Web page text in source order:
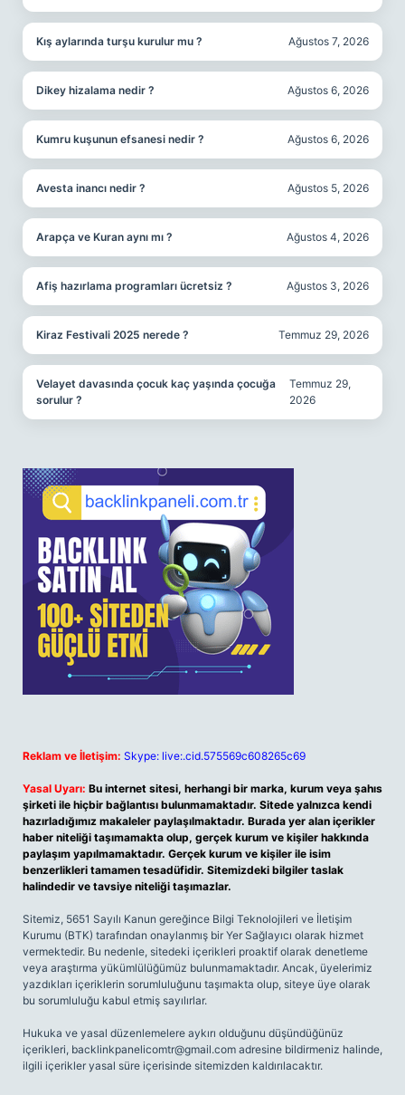
Kış aylarında turşu kurulur mu ? Ağustos 7, 2026
Dikey hizalama nedir ? Ağustos 6, 2026
Kumru kuşunun efsanesi nedir ? Ağustos 6, 2026
Avesta inancı nedir ? Ağustos 5, 2026
Arapça ve Kuran aynı mı ? Ağustos 4, 2026
Afiş hazırlama programları ücretsiz ? Ağustos 3, 2026
Kiraz Festivali 2025 nerede ? Temmuz 29, 2026
Velayet davasında çocuk kaç yaşında çocuğa
sorulur ?
Temmuz 29,
2026
Reklam ve İletişim: Skype: live:.cid.575569c608265c69
Yasal Uyarı: Bu internet sitesi, herhangi bir marka, kurum veya şahıs
şirketi ile hiçbir bağlantısı bulunmamaktadır. Sitede yalnızca kendi
hazırladığımız makaleler paylaşılmaktadır. Burada yer alan içerikler
haber niteliği taşımamakta olup, gerçek kurum ve kişiler hakkında
paylaşım yapılmamaktadır. Gerçek kurum ve kişiler ile isim
benzerlikleri tamamen tesadüfidir. Sitemizdeki bilgiler taslak
halindedir ve tavsiye niteliği taşımazlar.
Sitemiz, 5651 Sayılı Kanun gereğince Bilgi Teknolojileri ve İletişim
Kurumu (BTK) tarafından onaylanmış bir Yer Sağlayıcı olarak hizmet
vermektedir. Bu nedenle, sitedeki içerikleri proaktif olarak denetleme
veya araştırma yükümlülüğümüz bulunmamaktadır. Ancak, üyelerimiz
yazdıkları içeriklerin sorumluluğunu taşımakta olup, siteye üye olarak
bu sorumluluğu kabul etmiş sayılırlar.
Hukuka ve yasal düzenlemelere aykırı olduğunu düşündüğünüz
içerikleri, backlinkpanelicomtr@gmail.com adresine bildirmeniz halinde,
ilgili içerikler yasal süre içerisinde sitemizden kaldırılacaktır.